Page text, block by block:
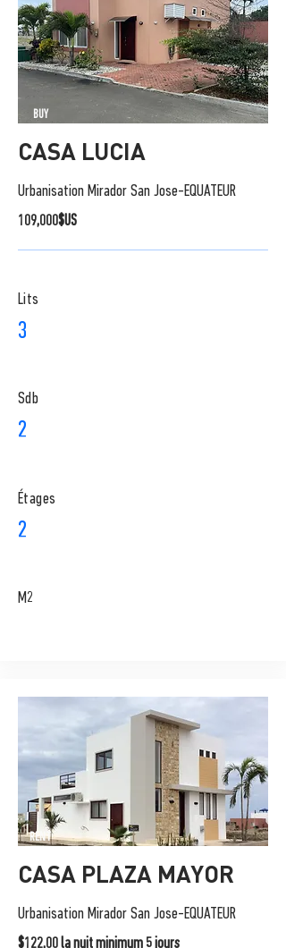
BUY
CASA LUCIA
Urbanisation Mirador San Jose-EQUATEUR
109,000$US
Lits
3
Sdb
2
​Étages
2
M2
RENT
CASA PLAZA MAYOR
Urbanisation Mirador San Jose-EQUATEUR
$122,00 la nuit minimum 5 jours